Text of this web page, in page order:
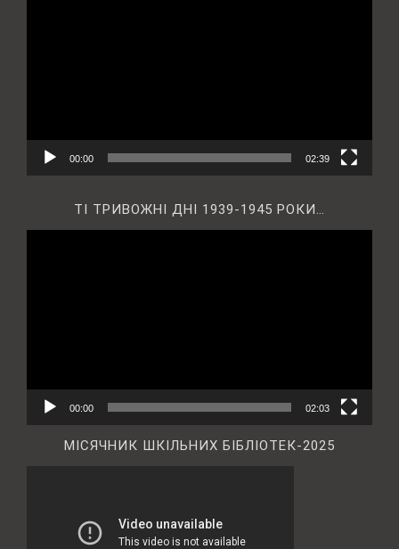
00:00 02:39
ТІ ТРИВОЖНІ ДНІ 1939-1945 РОКИ…
00:00 02:03
МІСЯЧНИК ШКІЛЬНИХ БІБЛІОТЕК-2025